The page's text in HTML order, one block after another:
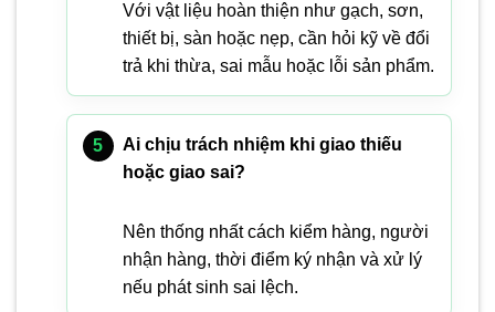
Với vật liệu hoàn thiện như gạch, sơn,
thiết bị, sàn hoặc nẹp, cần hỏi kỹ về đổi
trả khi thừa, sai mẫu hoặc lỗi sản phẩm.
Ai chịu trách nhiệm khi giao thiếu
hoặc giao sai?
Nên thống nhất cách kiểm hàng, người
nhận hàng, thời điểm ký nhận và xử lý
nếu phát sinh sai lệch.